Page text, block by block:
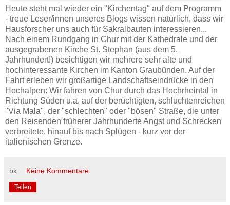
Heute steht mal wieder ein "Kirchentag" auf dem Programm
- treue Leser/innen unseres Blogs wissen natürlich, dass wir
Hausforscher uns auch für Sakralbauten interessieren...
Nach einem Rundgang in Chur mit der Kathedrale und der
ausgegrabenen Kirche St. Stephan (aus dem 5.
Jahrhundert!) besichtigen wir mehrere sehr alte und
hochinteressante Kirchen im Kanton Graubünden. Auf der
Fahrt erleben wir großartige Landschaftseindrücke in den
Hochalpen: Wir fahren von Chur durch das Hochrheintal in
Richtung Süden u.a. auf der berüchtigten, schluchtenreichen
"Via Mala", der "schlechten" oder "bösen" Straße, die unter
den Reisenden früherer Jahrhunderte Angst und Schrecken
verbreitete, hinauf bis nach Splügen - kurz vor der
italienischen Grenze.
bk Keine Kommentare:
Teilen